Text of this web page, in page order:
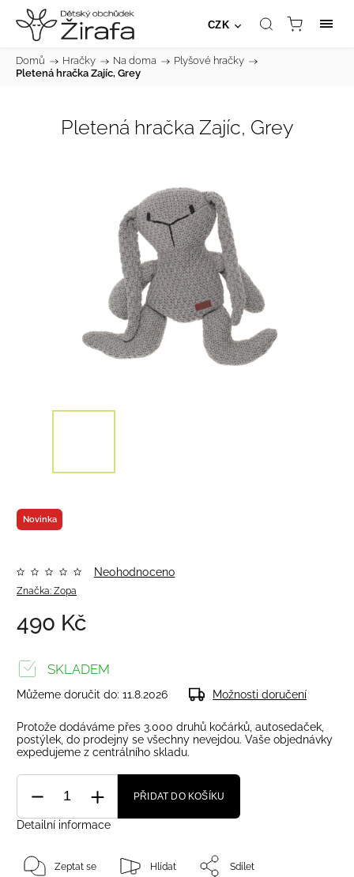
CZK
Domů / Hračky / Na doma / Plyšové hračky /
Pletená hračka Zajíc, Grey
Pletená hračka Zajíc, Grey
Novinka
Značka: Zopa
Neohodnoceno
490 Kč
SKLADEM
Můžeme doručit do: 11.8.2026 Možnosti doručení
Protože dodáváme přes 3.000 druhů kočárků, autosedaček,
postýlek, do prodejny se všechny nevejdou. Vaše objednávky
expedujeme z centrálního skladu.
PŘIDAT DO KOŠÍKU
Detailní informace
Zeptat se Hlídat Sdílet